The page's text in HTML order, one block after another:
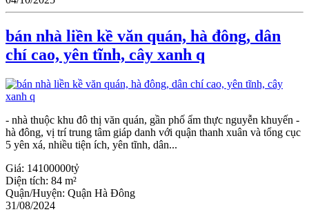
bán nhà liền kề văn quán, hà đông, dân
chí cao, yên tĩnh, cây xanh q
- nhà thuộc khu đô thị văn quán, gần phố ẩm thực nguyễn khuyến -
hà đông, vị trí trung tâm giáp danh với quận thanh xuân và tổng cục
5 yên xá, nhiều tiện ích, yên tĩnh, dân...
Giá: 14100000tỷ
Diện tích: 84 m²
Quận/Huyện: Quận Hà Đông
31/08/2024